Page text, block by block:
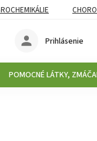
Prihlásenie
POMOCNÉ LÁTKY,